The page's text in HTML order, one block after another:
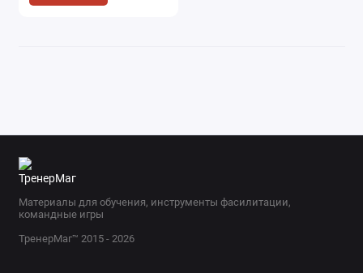
Материалы для обучения, инструменты фасилитации,
командные игры
ТренерМаг™ 2015 - 2026